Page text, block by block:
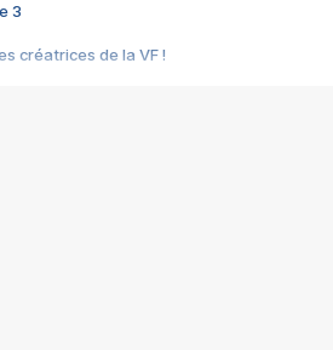
3
créatrices de la VF !